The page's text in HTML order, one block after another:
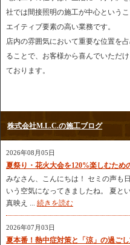
社では間接照明の施工が中心という
エイティブ要素の高い業務です。
店内の雰囲気において重要な位置を
ることで、お客様から喜んでいただ
ております。
株式会社M.L.C.の施工ブログ
2026年08月05日
夏祭り・花火大会を120%楽しむため
みなさん、こんにちは！ セミの声も
いう空気になってきましたね。 夏と
真映え ... 続きを読む
2026年07月03日
夏本番！熱中症対策と「涼」の過ご